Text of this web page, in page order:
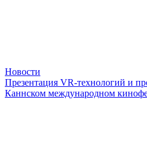
Новости
Презентация VR-технологий и
Каннском международном